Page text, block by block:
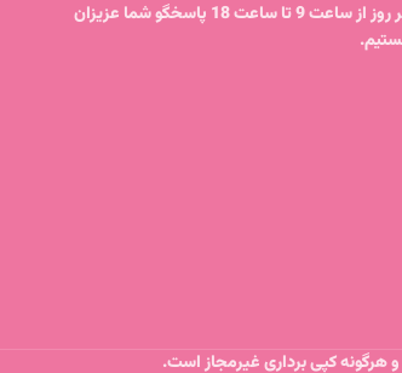
هر روز از ساعت 9 تا ساعت 18 پاسخگو شما عزیزان
کپی برداری غیرمجاز است.